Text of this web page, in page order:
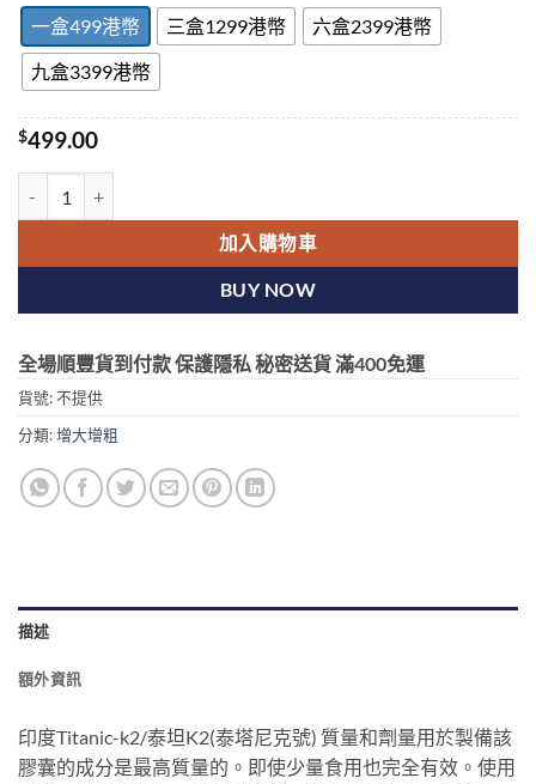
一盒499港幣 三盒1299港幣
六盒2399港幣
九盒3399港幣
$499.00
加入購物車
BUY NOW
全場順豐貨到付款 保護隱私 秘密送貨 滿400免運
貨號:不提供
分類:增大增粗
描述
額外資訊
印度Titanic-k2/泰坦K2(泰塔尼克號) 質量和劑量用於製備該
膠囊的成分是最高質量的。即使少量食用也完全有效。使用